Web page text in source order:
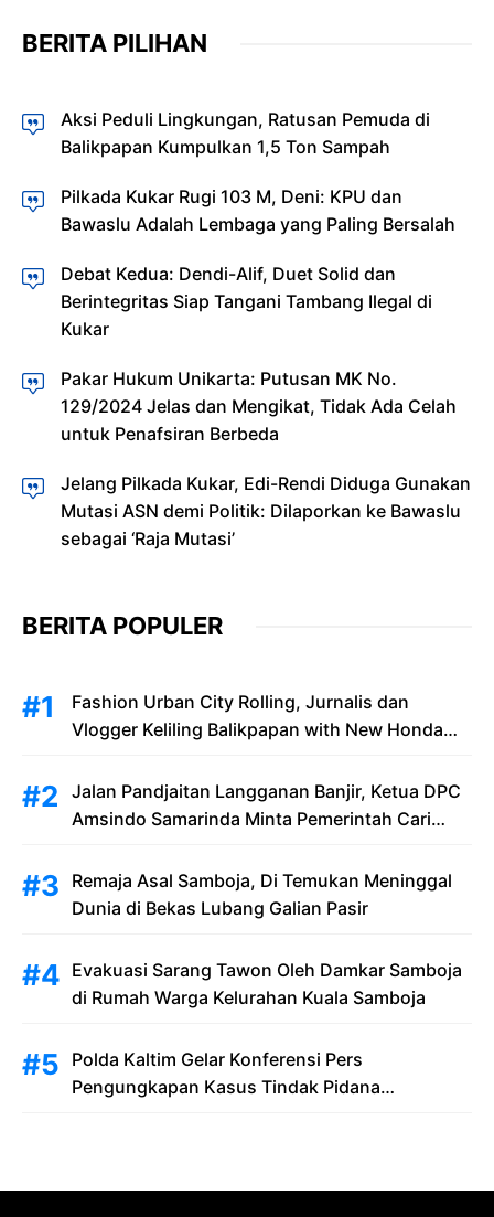
BERITA PILIHAN
Aksi Peduli Lingkungan, Ratusan Pemuda di
Balikpapan Kumpulkan 1,5 Ton Sampah
Pilkada Kukar Rugi 103 M, Deni: KPU dan
Bawaslu Adalah Lembaga yang Paling Bersalah
Debat Kedua: Dendi-Alif, Duet Solid dan
Berintegritas Siap Tangani Tambang Ilegal di
Kukar
Pakar Hukum Unikarta: Putusan MK No.
129/2024 Jelas dan Mengikat, Tidak Ada Celah
untuk Penafsiran Berbeda
Jelang Pilkada Kukar, Edi-Rendi Diduga Gunakan
Mutasi ASN demi Politik: Dilaporkan ke Bawaslu
sebagai ‘Raja Mutasi’
BERITA POPULER
Fashion Urban City Rolling, Jurnalis dan
Vlogger Keliling Balikpapan with New Honda
Jalan Pandjaitan Langganan Banjir, Ketua DPC
Amsindo Samarinda Minta Pemerintah Cari
Masyarakat Terjebak Banjir
Remaja Asal Samboja, Di Temukan Meninggal
Dunia di Bekas Lubang Galian Pasir
Evakuasi Sarang Tawon Oleh Damkar Samboja
di Rumah Warga Kelurahan Kuala Samboja
Polda Kaltim Gelar Konferensi Pers
Pengungkapan Kasus Tindak Pidana